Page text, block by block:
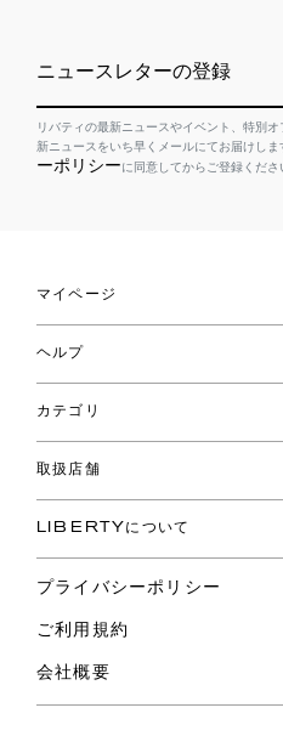
ニュースレターの登録
リバティの最新ニュースやイベント、特別
新ニュースをいち早くメールにてお届けし
ーポリシーに同意してからご登録くださ
マイページ
ロイヤリティプログラム
パスワード再設定
ショッピングバッグ
ヘルプ
お問い合わせ
よくあるご質問
ご利用ガイド
カテゴリ
コレクション
ファブリックス
バッグ
スカーフ
ウェア
ライフスタイル
スペシャル
取扱店舗
リバティ・ファブリックス
LIBERTYについて
プライバシーポリシー
ご利用規約
会社概要